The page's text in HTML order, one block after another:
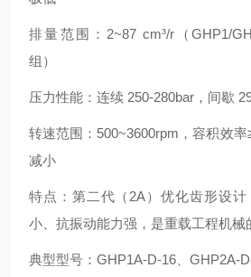
排量范围：2~87 cm³/r（GHP1/
组）
压力性能：连续 250-280bar，间歇
转速范围：500~3600rpm，容积效
减小
特点：第二代（2A）优化齿形设
小、抗振动能力强，是重载工程机械
典型型号：GHP1A-D-16、GHP2A-